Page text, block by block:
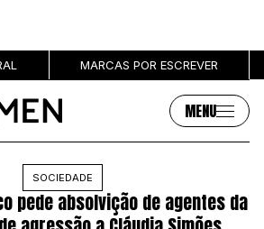
MARCAS POR ESCREVER
MENU
Sobre
SOBRE NÓS
SOCIEDADE
pede absolvição de agentes da